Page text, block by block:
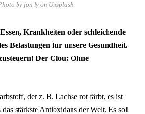
by jon ly on Unsplash
Krankheiten oder schleichende
Belastungen für unsere Gesundheit.
Der Clou: Ohne
der z. B. Lachse rot färbt, es ist
stärkste Antioxidans der Welt. Es soll